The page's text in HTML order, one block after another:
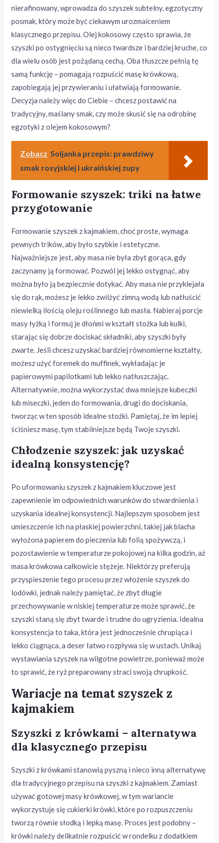
nierafinowany, wprowadza do szyszek subtelny, egzotyczny
posmak, który może być ciekawym urozmaiceniem
klasycznego przepisu. Olej kokosowy często sprawia, że
szyszki po ostygnięciu są nieco twardsze i bardziej kruche, co
dla wielu osób jest pożądaną cechą. Oba tłuszcze pełnią tę
samą funkcję – pomagają rozpuścić masę krówkową,
zapobiegają jej przywieraniu i ułatwiają formowanie.
Decyzja należy więc do Ciebie – chcesz postawić na
tradycyjny, maślany smak, czy może skusić się na odrobinę
egzotyki z olejem kokosowym?
Zobacz Soljanka przepis: prawdziwy
smak rosyjskiej i ukraińskiej zupy
Formowanie szyszek: triki na łatwe
przygotowanie
Formowanie szyszek z kajmakiem, choć proste, wymaga
pewnych trików, aby było szybkie i estetyczne.
Najważniejsze jest, aby masa nie była zbyt gorąca, gdy
zaczynamy ją formować. Pozwól jej lekko ostygnąć, aby
można było ją bezpiecznie dotykać. Aby masa nie przyklejała
się do rąk, możesz je lekko zwilżyć zimną wodą lub natłuścić
niewielką ilością oleju roślinnego lub masła. Nabieraj porcje
masy łyżką i formuj je dłońmi w kształt stożka lub kulki,
starając się dobrze dociskać składniki, aby szyszki były
zwarte. Jeśli chcesz uzyskać bardziej równomierne kształty,
możesz użyć foremek do muffinek, wykładając je
papierowymi papilotkami lub lekko natłuszczając.
Alternatywnie, można wykorzystać dwa mniejsze kubeczki
lub miseczki, jeden do formowania, drugi do dociskania,
tworząc w ten sposób idealne stożki. Pamiętaj, że im lepiej
ściśniesz masę, tym stabilniejsze będą Twoje szyszki.
Chłodzenie szyszek: jak uzyskać
idealną konsystencję?
Po uformowaniu szyszek z kajmakiem kluczowe jest
zapewnienie im odpowiednich warunków do stwardnienia i
uzyskania idealnej konsystencji. Najlepszym sposobem jest
umieszczenie ich na płaskiej powierzchni, takiej jak blacha
wyłożona papierem do pieczenia lub folią spożywczą, i
pozostawienie w temperaturze pokojowej na kilka godzin, aż
masa krówkowa całkowicie stężeje. Niektórzy preferują
przyspieszenie tego procesu przez włożenie szyszek do
lodówki, jednak należy pamiętać, że zbyt długie
przechowywanie w niskiej temperaturze może sprawić, że
szyszki staną się zbyt twarde i trudne do ugryzienia. Idealna
konsystencja to taka, która jest jednocześnie chrupiąca i
lekko ciągnąca, a deser łatwo rozpływa się w ustach. Unikaj
wystawiania szyszek na wilgotne powietrze, ponieważ może
to sprawić, że ryż preparowany straci swoją chrupkość.
Wariacje na temat szyszek z
kajmakiem
Szyszki z krówkami – alternatywa
dla klasycznego przepisu
Szyszki z krówkami stanowią pyszną i nieco inną alternatywę
dla tradycyjnego przepisu na szyszki z kajmakiem. Zamiast
używać gotowej masy krówkowej, w tym wariancie
wykorzystuje się cukierki krówki, które po rozpuszczeniu
tworzą równie słodką i lepką masę. Proces jest podobny –
krówki należy delikatnie rozpuścić w rondelku z dodatkiem